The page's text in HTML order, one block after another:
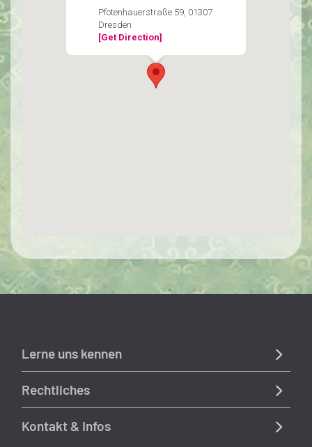
Pfotenhauerstraße 59, 01307
Dresden
[Get Direction]
Lerne uns kennen
Rechtliches
Kontakt & Infos